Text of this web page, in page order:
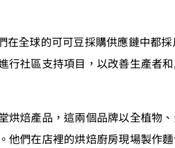
全球的可可豆採購供應鏈中都
行社區支持項目，以改善生產者
烘焙產品，這兩個品牌以全植物
他們在店裡的烘焙廚房現場製作